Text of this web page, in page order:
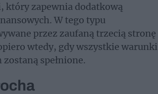
który zapewnia dodatkową
W tego typu
przez zaufaną trzecią stronę
wtedy, gdy wszystkie warunki
spełnione.